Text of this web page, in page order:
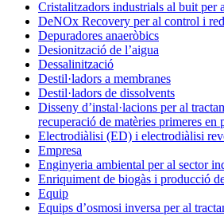
Cristalitzadors industrials al buit per
DeNOx Recovery per al control i
Depuradores anaeròbics
Desionització de l’aigua
Dessalinització
Destil·ladors a membranes
Destil·ladors de dissolvents
Disseny d’instal·lacions per al
recuperació de matèries primeres en
Electrodiàlisi (ED) i electrodiàlisi
Empresa
Enginyeria ambiental per al sector
Enriquiment de biogàs i producció
Equip
Equips d’osmosi inversa per al